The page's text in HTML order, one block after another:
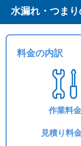
水漏れ・つま
料金の内訳
作業料金
見積り料